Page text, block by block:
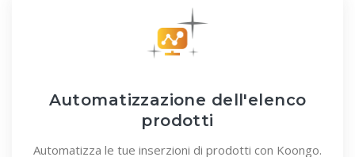
Automatizzazione dell'elenco
prodotti
Automatizza le tue inserzioni di prodotti con Koongo.